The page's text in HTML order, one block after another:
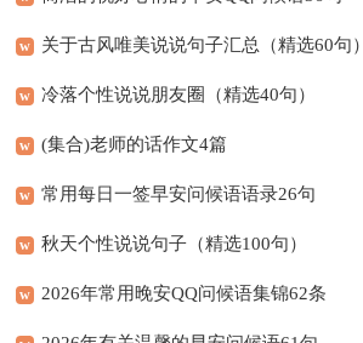
w 关于古风唯美说说句子汇总（精选60句）
w 冷落个性说说朋友圈（精选40句）
w (集合)老师的话作文4篇
w 常用每日一签早安问候语语录26句
w 秋天个性说说句子（精选100句）
w 2026年常用晚安QQ问候语集锦62条